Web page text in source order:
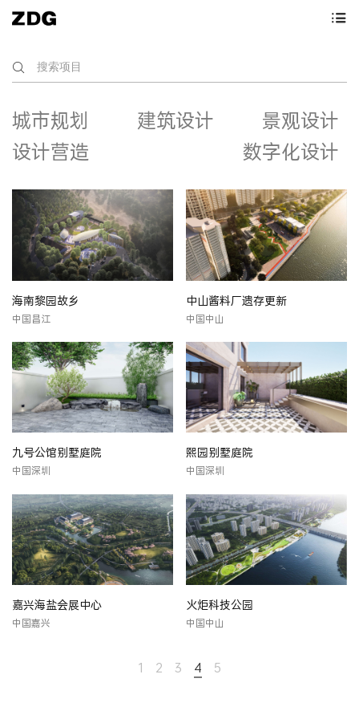
城市规划 建筑设计
景观设计
设计营造
数字化设计
海南黎园故乡
中国昌江
中山酱料厂遗存更新
中国中山
九号公馆别墅庭院
中国深圳
熙园别墅庭院
中国深圳
嘉兴海盐会展中心
中国嘉兴
火炬科技公园
中国中山
1 2 3 4 5